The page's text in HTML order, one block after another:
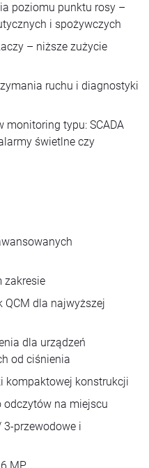
poziomu punktu rosy –
i spożywczych
– niższe zużycie
ruchu i diagnostyki
monitoring typu: SCADA
świetlne czy
zakresie
QCM dla najwyższej
dla urządzeń
od ciśnienia
kompaktowej konstrukcji
odczytów na miejscu
3-przewodowe i